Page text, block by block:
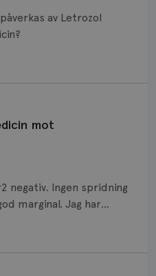
av Letrozol
behandling
får så kan en del
minnet. Prata din
Det kan ofta
för att se att
är att prata med
mot
negativ. Ingen spridning
marginal. Jag har
och är färdig
kommit med